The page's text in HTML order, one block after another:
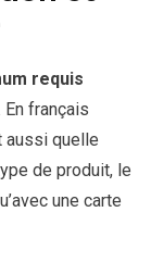
requis
français
aussi quelle
de produit, le
une carte